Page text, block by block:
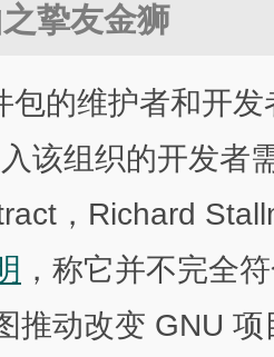
挚友金狮
包的维护者和开
入该组织的开发者
，Richard
，称它并不完全
推动改变 GNU